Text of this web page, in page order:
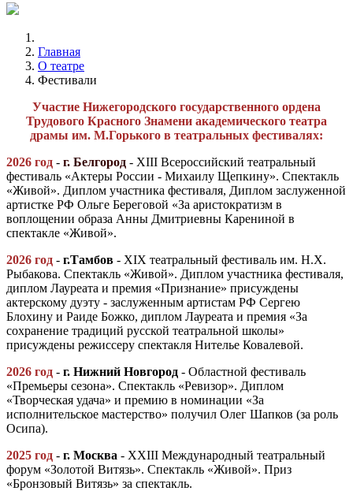
Главная
О театре
Фестивали
Участие Нижегородского государственного ордена
Трудового Красного Знамени академического театра
драмы им. М.Горького в театральных фестивалях:
2026 год - г. Белгород - XIII Всероссийский театральный
фестиваль «Актеры России - Михаилу Щепкину». Спектакль
«Живой». Диплом участника фестиваля, Диплом заслуженной
артистке РФ Ольге Береговой «За аристократизм в
воплощении образа Анны Дмитриевны Карениной в
спектакле «Живой».
2026 год - г.Тамбов - ХIХ театральный фестиваль им. Н.Х.
Рыбакова. Спектакль «Живой». Диплом участника фестиваля,
диплом Лауреата и премия «Признание» присуждены
актерскому дуэту - заслуженным артистам РФ Сергею
Блохину и Раиде Божко, диплом Лауреата и премия «За
сохранение традиций русской театральной школы»
присуждены режиссеру спектакля Нителье Ковалевой.
2026 год - г. Нижний Новгород - Областной фестиваль
«Премьеры сезона». Спектакль «Ревизор». Диплом
«Творческая удача» и премию в номинации «За
исполнительское мастерство» получил Олег Шапков (за роль
Осипа).
2025 год - г. Москва - ХХIII Международный театральный
форум «Золотой Витязь». Спектакль «Живой». Приз
«Бронзовый Витязь» за спектакль.